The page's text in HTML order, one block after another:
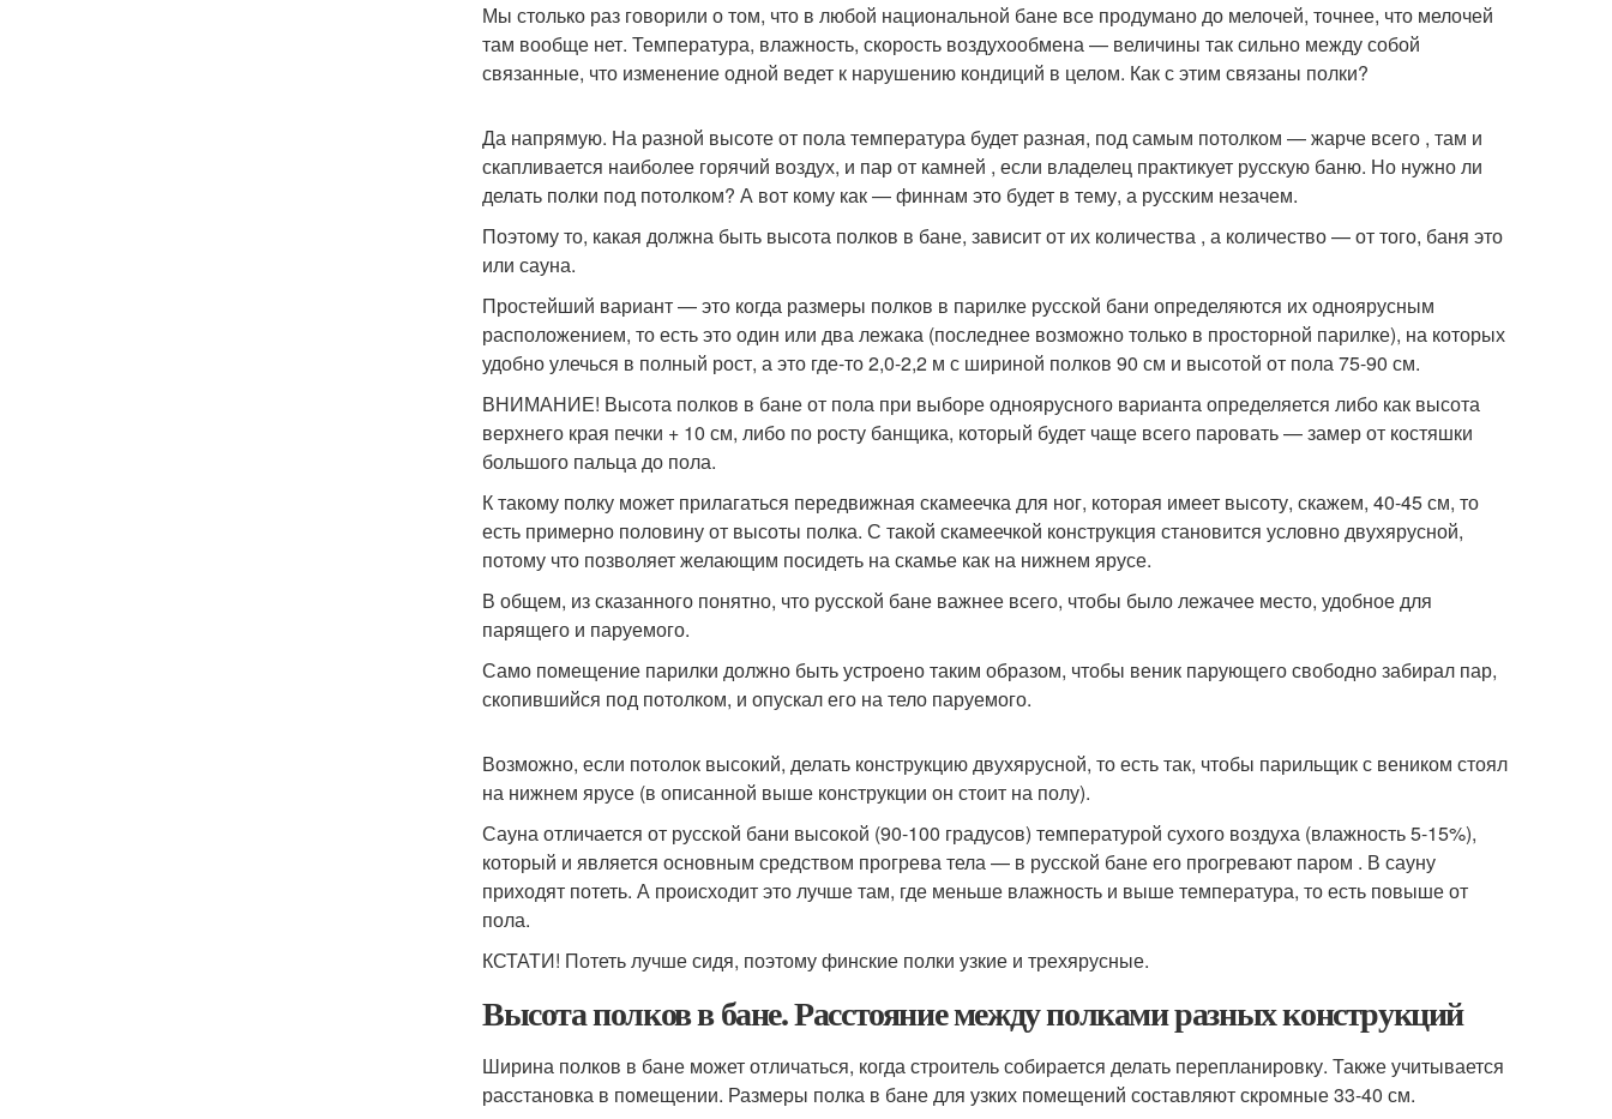
Мы столько раз говорили о том, что в любой национальной бане все продумано до мелочей, точнее, что мелочей
там вообще нет. Температура, влажность, скорость воздухообмена — величины так сильно между собой
связанные, что изменение одной ведет к нарушению кондиций в целом. Как с этим связаны полки?
Да напрямую. На разной высоте от пола температура будет разная, под самым потолком — жарче всего , там и
скапливается наиболее горячий воздух, и пар от камней , если владелец практикует русскую баню. Но нужно ли
делать полки под потолком? А вот кому как — финнам это будет в тему, а русским незачем.
Поэтому то, какая должна быть высота полков в бане, зависит от их количества , а количество — от того, баня это
или сауна.
Простейший вариант — это когда размеры полков в парилке русской бани определяются их одноярусным
расположением, то есть это один или два лежака (последнее возможно только в просторной парилке), на которых
удобно улечься в полный рост, а это где-то 2,0-2,2 м с шириной полков 90 см и высотой от пола 75-90 см.
ВНИМАНИЕ! Высота полков в бане от пола при выборе одноярусного варианта определяется либо как высота
верхнего края печки + 10 см, либо по росту банщика, который будет чаще всего паровать — замер от костяшки
большого пальца до пола.
К такому полку может прилагаться передвижная скамеечка для ног, которая имеет высоту, скажем, 40-45 см, то
есть примерно половину от высоты полка. С такой скамеечкой конструкция становится условно двухярусной,
потому что позволяет желающим посидеть на скамье как на нижнем ярусе.
В общем, из сказанного понятно, что русской бане важнее всего, чтобы было лежачее место, удобное для
парящего и паруемого.
Само помещение парилки должно быть устроено таким образом, чтобы веник парующего свободно забирал пар,
скопившийся под потолком, и опускал его на тело паруемого.
Возможно, если потолок высокий, делать конструкцию двухярусной, то есть так, чтобы парильщик с веником стоял
на нижнем ярусе (в описанной выше конструкции он стоит на полу).
Сауна отличается от русской бани высокой (90-100 градусов) температурой сухого воздуха (влажность 5-15%),
который и является основным средством прогрева тела — в русской бане его прогревают паром . В сауну
приходят потеть. А происходит это лучше там, где меньше влажность и выше температура, то есть повыше от
пола.
КСТАТИ! Потеть лучше сидя, поэтому финские полки узкие и трехярусные.
Высота полков в бане. Расстояние между полками разных конструкций
Ширина полков в бане может отличаться, когда строитель собирается делать перепланировку. Также учитывается
расстановка в помещении. Размеры полка в бане для узких помещений составляют скромные 33-40 см.